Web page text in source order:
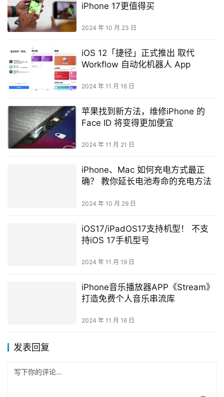
iPhone 17更值得买
2024 年 10 月 23 日
iOS 12「捷径」正式推出 取代
Workflow 自动化机器人 App
2024 年 11 月 16 日
苹果找到新方法，维修iPhone 的
Face ID 将变得更加便宜
2024 年 11 月 21 日
iPhone、Mac 如何充电方式最正
确？ 教你延长电池寿命的充电方法
2024 年 10 月 29 日
iOS17/iPadOS17支持机型！ 不支
持iOS 17手机型号
2024 年 11 月 19 日
iPhone音乐播放器APP《Stream》
打造免费个人音乐串流库
2024 年 11 月 16 日
发表回复